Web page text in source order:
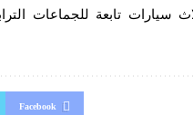
سيارات تابعة للجماعات
Facebook